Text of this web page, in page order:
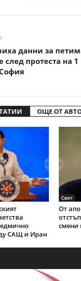
данни за
протеста на 1
ОЩЕ ОТ
САЩ и Иран
Свят
От
смени